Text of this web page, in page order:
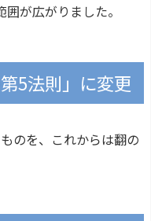
が広がりました。
5法則」に変更
のを、これからは翻の